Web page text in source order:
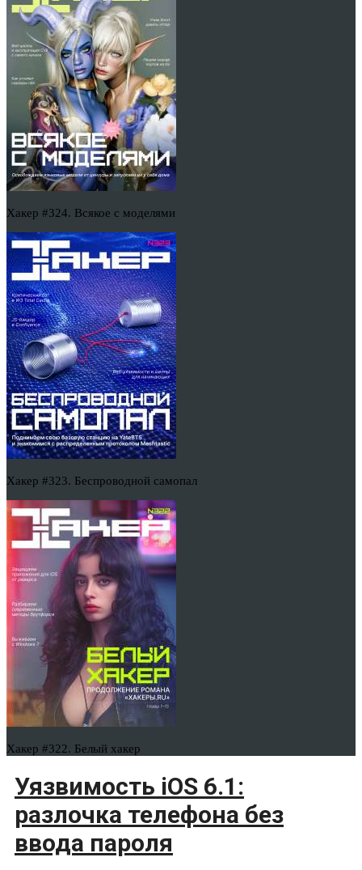
Хакер #324. Всякое с моделями
Хакер #323. Беспроводной самопал
Хакер #322. Белый хакер
Уязвимость iOS 6.1:
разлочка телефона без
ввода пароля